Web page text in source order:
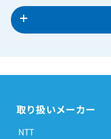
取り扱いメーカー
NTT